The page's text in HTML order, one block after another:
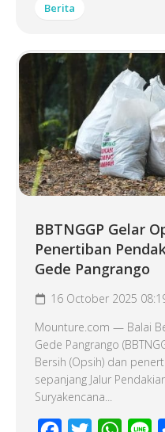
Berita
BBTNGGP Gelar
Penertiban
Gede Pangrango
16 October 2025
Mounture.com — Balai
Gede Pangrango
Bersih (Opsih) dan
sepanjang Jalur
Suryakencana...